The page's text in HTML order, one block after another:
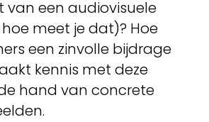
een audiovisuele
meet je dat)? Hoe
een zinvolle bijdrage
kennis met deze
hand van concrete